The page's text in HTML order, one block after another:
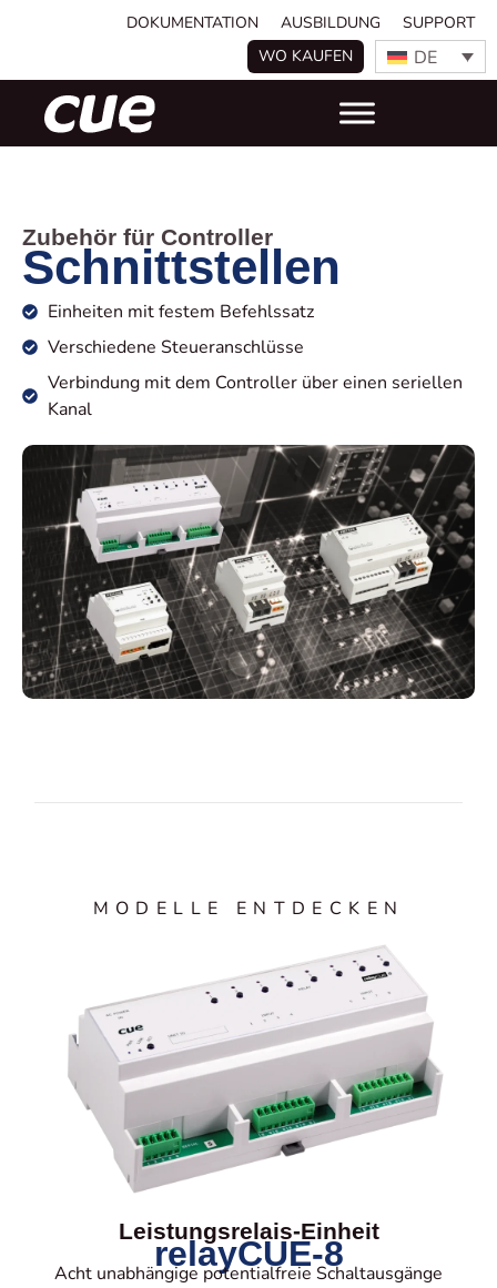
DOKUMENTATION AUSBILDUNG
SUPPORT
WO KAUFEN
DE
Zubehör für Controller
Schnittstellen
Einheiten mit festem Befehlssatz
Verschiedene Steueranschlüsse
Verbindung mit dem Controller über einen seriellen
Kanal
MODELLE ENTDECKEN
Leistungsrelais-Einheit
relayCUE-8
Acht unabhängige potentialfreie Schaltausgänge